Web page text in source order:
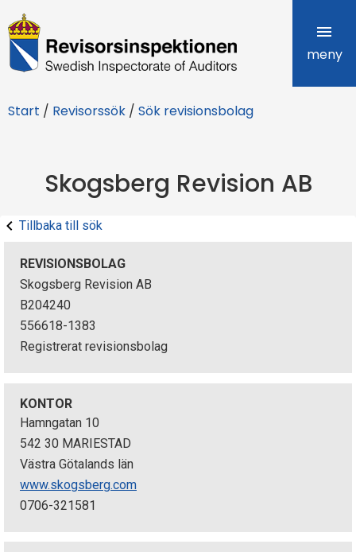
R
e
i
r
n
e
meny
Start / Revisorssök / Sök revisionsbolag
Skogsberg Revision AB
Tillbaka till sök
REVISIONSBOLAG
Skogsberg Revision AB
B204240
556618-1383
Registrerat revisionsbolag
KONTOR
Hamngatan 10
542 30 MARIESTAD
Västra Götalands län
www.skogsberg.com
0706-321581